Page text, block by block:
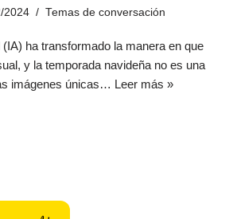
2024 Temas de conversación
ha transformado la manera en que
y la temporada navideña no es una
imágenes únicas… Leer más »